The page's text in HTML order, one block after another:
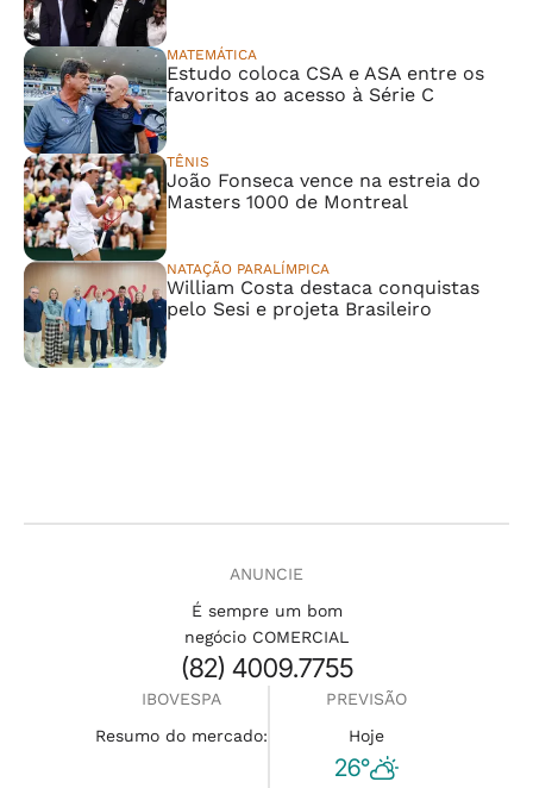
MATEMÁTICA
Estudo coloca CSA e ASA entre os
favoritos ao acesso à Série C
TÊNIS
João Fonseca vence na estreia do
Masters 1000 de Montreal
NATAÇÃO PARALÍMPICA
William Costa destaca conquistas
pelo Sesi e projeta Brasileiro
ANUNCIE
É sempre um bom
negócio COMERCIAL
(82) 4009.7755
IBOVESPA
Resumo do mercado:
PREVISÃO
Hoje
26°